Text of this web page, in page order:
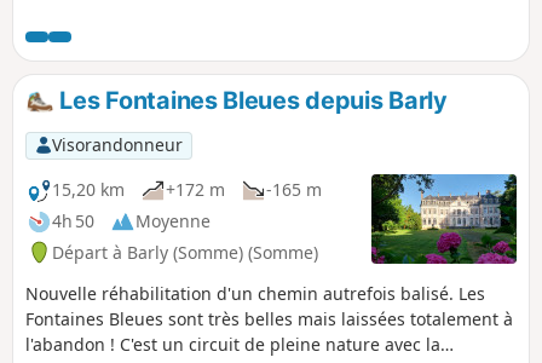
très beaux sentiers : au départ, la montée sur le plateau
puis, à Remaisnil, la descente par le Bois de Courcelles.
Les Fontaines Bleues depuis Barly
Visorandonneur
15,20 km
+172 m
-165 m
4h 50
Moyenne
Départ à Barly (Somme) (Somme)
Nouvelle réhabilitation d'un chemin autrefois balisé. Les
Fontaines Bleues sont très belles mais laissées totalement à
l'abandon ! C'est un circuit de pleine nature avec la